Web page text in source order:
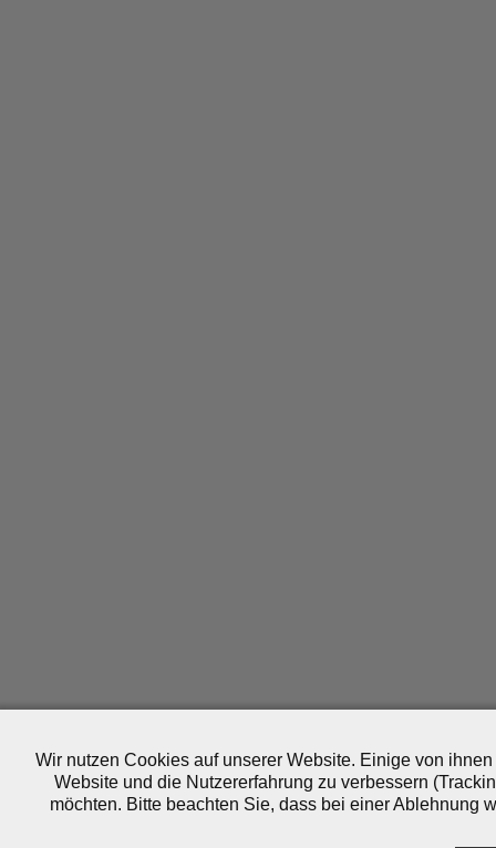
Wir nutzen Cookies auf unserer Website. Einige von
Website und die Nutzererfahrung zu verbessern
möchten. Bitte beachten Sie, dass bei einer Ablehnung